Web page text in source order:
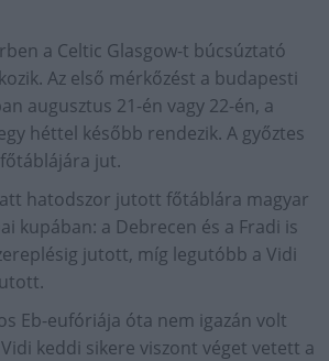
a Celtic Glasgow-t búcsúztató
Az első mérkőzést a budapesti
augusztus 21-én vagy 22-én, a
héttel később rendezik. A győztes
főtáblájára jut.
hatodszor jutott főtáblára magyar
kupában: a Debrecen és a Fradi is
jutott, míg legutóbb a Vidi
Eb-eufóriája óta nem igazán volt
keddi sikere viszont véget vetett a